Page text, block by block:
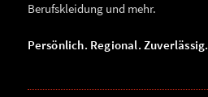
Berufskleidung und mehr.
Persönlich. Regional. Zuverlässig.